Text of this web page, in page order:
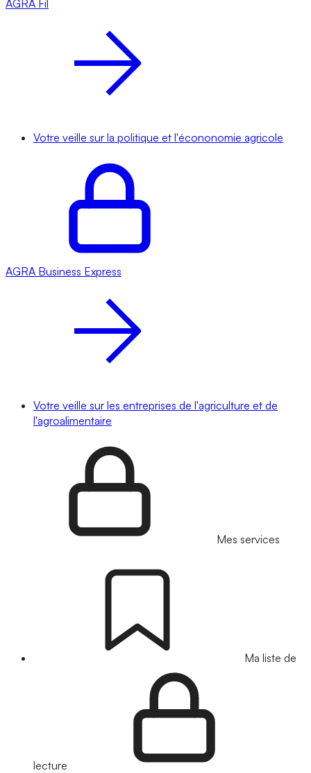
AGRA Fil
Votre veille sur la politique et l'écononomie agricole
AGRA Business Express
Votre veille sur les entreprises de l'agriculture et de
l'agroalimentaire
Mes services
Ma liste de
lecture